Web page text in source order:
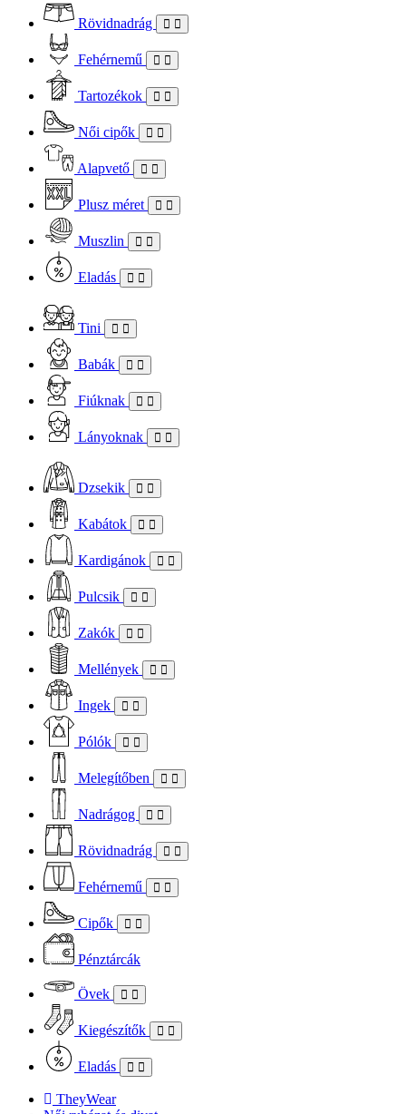
Rövidnadrág
Fehérnemű
Tartozékok
Női cipők
Alapvető
Plusz méret
Muszlin
Eladás
Tini
Babák
Fiúknak
Lányoknak
Dzsekik
Kabátok
Kardigánok
Pulcsik
Zakók
Mellények
Ingek
Pólók
Melegítőben
Nadrágog
Rövidnadrág
Fehérnemű
Cipők
Pénztárcák
Övek
Kiegészítők
Eladás
TheyWear